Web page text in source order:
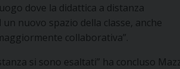
dove la didattica a distanza
nuovo spazio della classe, anche
collaborativa”.
si sono esaltati” ha concluso